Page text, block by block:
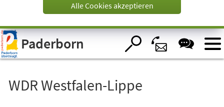
Visuelle
Assistenzsoftware
öffnen.
Alle Cookies akzeptieren
Paderborn
WDR Westfalen-Lippe